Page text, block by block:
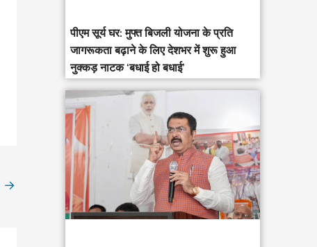
→
पीएम सूर्य घर: मुफ्त बिजली योजना के प्रति
जागरूकता बढ़ाने के लिए देशभर में शुरू हुआ
नुक्कड़ नाटक ‘बधाई हो बधाई’